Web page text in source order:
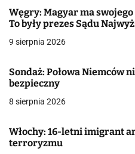
a
c
a
w
i
Węgry: Magyar ma
To były prezes Sądu
9 sierpnia 2026
Sondaż: Połowa Niemców
bezpieczny
8 sierpnia 2026
Włochy: 16-letni imigrant
terroryzmu